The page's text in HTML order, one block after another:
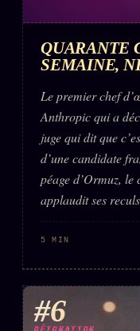
QUARANTE
SEMAINE,
Le premier chef
Anthropic qui a
juge qui dit que
d’une candidate
péage d’Ormuz,
applaudit ses
5 MIN
#6